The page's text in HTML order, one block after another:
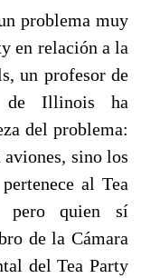
problema muy
en relación a la
un profesor de
de Illinois ha
del problema:
aviones, sino los
al Tea
pero quien sí
de la Cámara
del Tea Party